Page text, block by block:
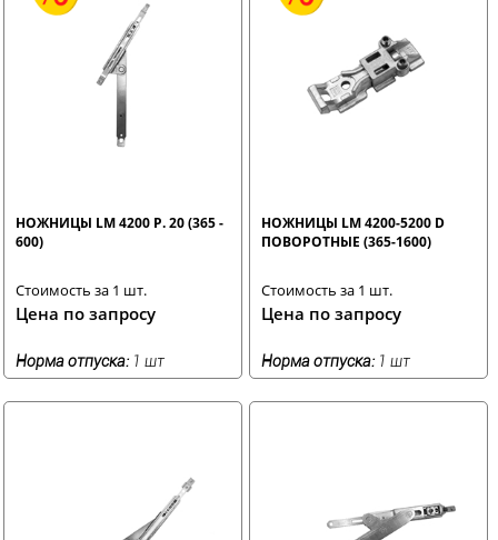
НОЖНИЦЫ LM 4200 Р. 20 (365 -
600)
Стоимость за 1 шт.
Цена по запросу
Норма отпуска: 1 шт
НОЖНИЦЫ LM 4200-5200 D
ПОВОРОТНЫЕ (365-1600)
Стоимость за 1 шт.
Цена по запросу
Норма отпуска: 1 шт